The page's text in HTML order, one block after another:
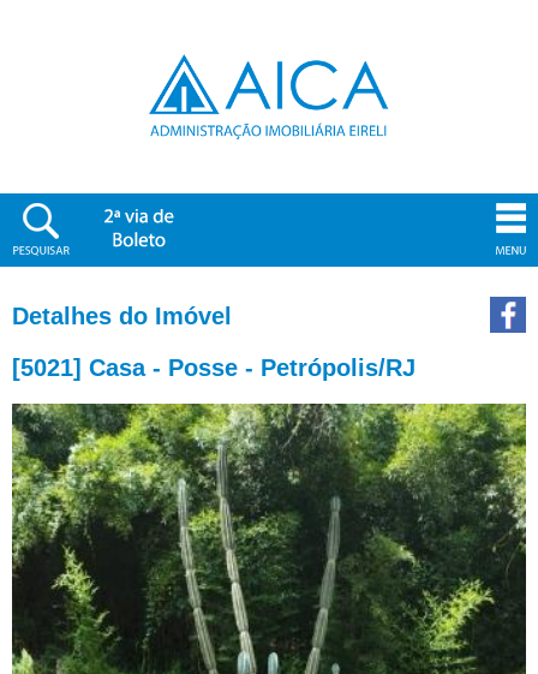
Detalhes do Imóvel
[5021] Casa - Posse - Petrópolis/RJ